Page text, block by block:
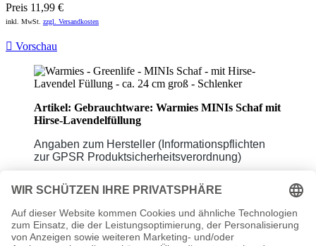
Preis 11,99 €
inkl. MwSt. zzgl. Versandkosten
 Vorschau
Artikel: Gebrauchtware: Warmies MINIs Schaf mit
Hirse-Lavendelfüllung
Angaben zum Hersteller (Informationspflichten
zur GPSR Produktsicherheitsverordnung)
Greenlife Value GmbH
23556 Lübeck